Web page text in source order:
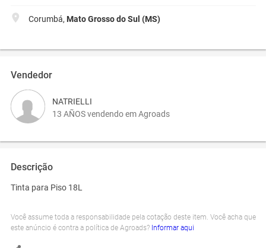
Corumbá, Mato Grosso do Sul (MS)
Vendedor
NATRIELLI
13 AÑOS vendendo em Agroads
Descrição
Tinta para Piso 18L
Você assume toda a responsabilidade pela cotação deste item. Você acha que
este anúncio é contra a política de Agroads? Informar aqui